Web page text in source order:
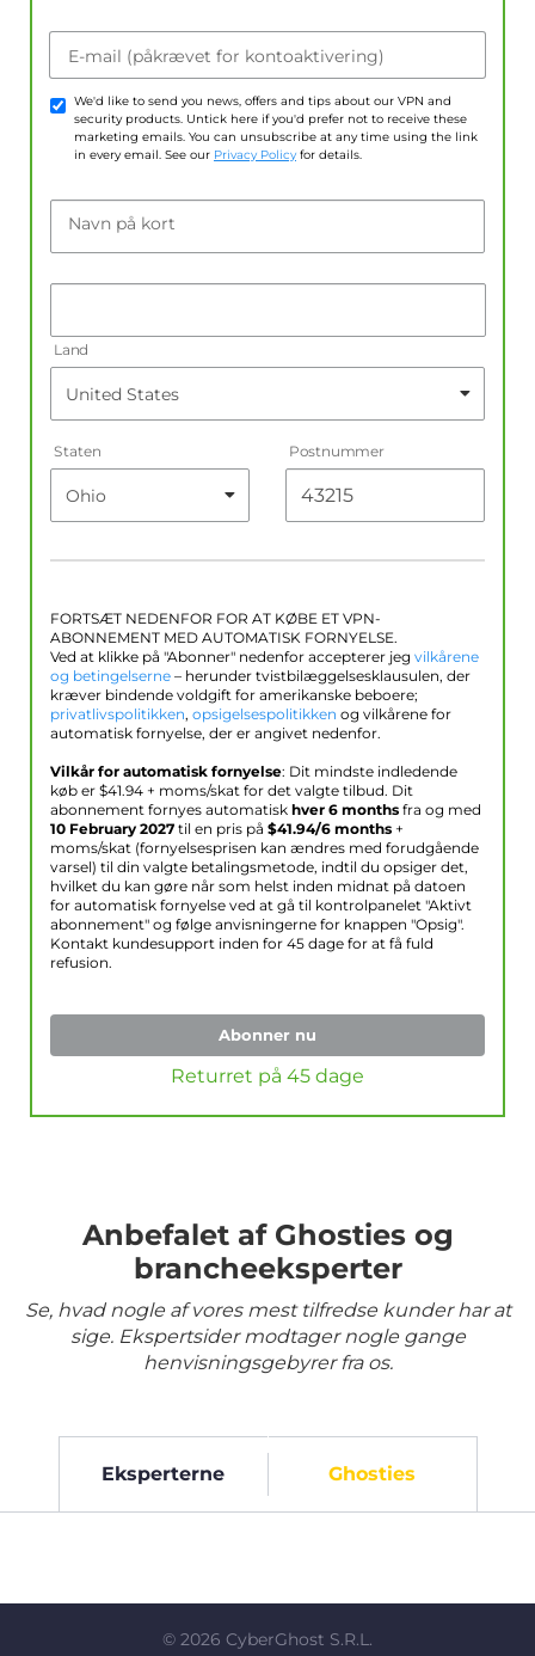
E-mail (påkrævet for kontoaktivering)
We'd like to send you news, offers and tips about our VPN and
security products. Untick here if you'd prefer not to receive these
marketing emails. You can unsubscribe at any time using the link
in every email. See our Privacy Policy for details.
Navn på kort
Land
Staten Postnummer
FORTSÆT NEDENFOR FOR AT KØBE ET VPN-
ABONNEMENT MED AUTOMATISK FORNYELSE.
Ved at klikke på "Abonner" nedenfor accepterer jeg vilkårene
og betingelserne – herunder tvistbilæggelsesklausulen, der
kræver bindende voldgift for amerikanske beboere;
privatlivspolitikken, opsigelsespolitikken og vilkårene for
automatisk fornyelse, der er angivet nedenfor.
Vilkår for automatisk fornyelse: Dit mindste indledende
køb er $41.94 + moms/skat for det valgte tilbud. Dit
abonnement fornyes automatisk hver 6 months fra og med
10 February 2027 til en pris på $41.94/6 months +
moms/skat (fornyelsesprisen kan ændres med forudgående
varsel) til din valgte betalingsmetode, indtil du opsiger det,
hvilket du kan gøre når som helst inden midnat på datoen
for automatisk fornyelse ved at gå til kontrolpanelet "Aktivt
abonnement" og følge anvisningerne for knappen "Opsig".
Kontakt kundesupport inden for 45 dage for at få fuld
refusion.
Abonner nu
Returret på 45 dage
Anbefalet af Ghosties og
brancheeksperter
Se, hvad nogle af vores mest tilfredse kunder har at
sige. Ekspertsider modtager nogle gange
henvisningsgebyrer fra os.
Eksperterne Ghosties
© 2026 CyberGhost S.R.L.